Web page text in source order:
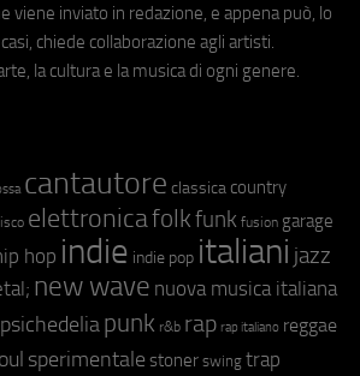
viene inviato in redazione, e appena può, lo
chiede collaborazione agli artisti.
la cultura e la musica di ogni genere.
cantautore classica country
elettronicafolkfunk fusion garage
hop indie indie pop italiani jazz
new wave nuova musica italiana
psichedeliapunk r&b rap rap italiano reggae
sperimentale stoner swing trap